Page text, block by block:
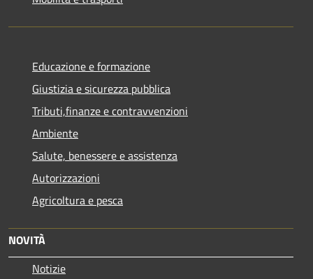
Educazione e formazione
Giustizia e sicurezza pubblica
Tributi,finanze e contravvenzioni
Ambiente
Salute, benessere e assistenza
Autorizzazioni
Agricoltura e pesca
NOVITÀ
Notizie